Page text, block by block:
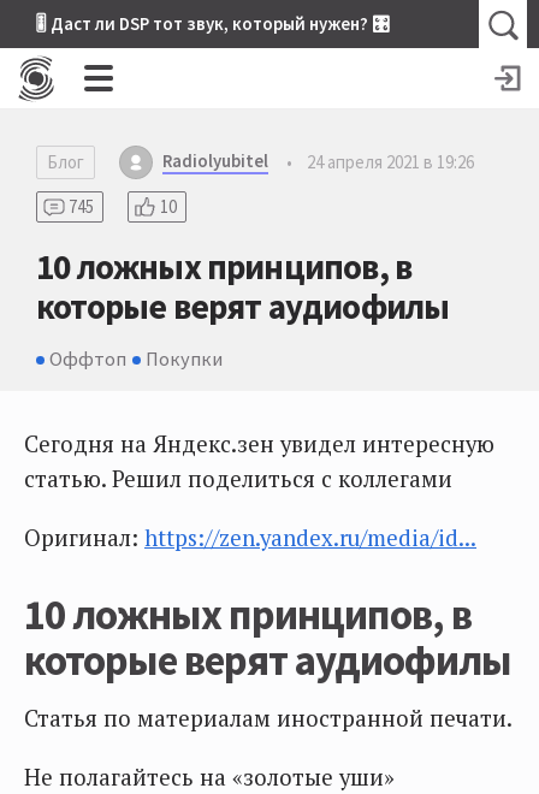
🎚 Даст ли DSP тот звук, который нужен? 🎛
Блог Radiolyubitel •
24 апреля 2021 в 19:26
745
10
10 ложных принципов, в
которые верят аудиофилы
Оффтоп Покупки
Сегодня на Яндекс.зен увидел интересную
статью. Решил поделиться с коллегами
Оригинал: https://zen.yandex.ru/media/id...
10 ложных принципов, в
которые верят аудиофилы
Статья по материалам иностранной печати.
Не полагайтесь на «золотые уши»